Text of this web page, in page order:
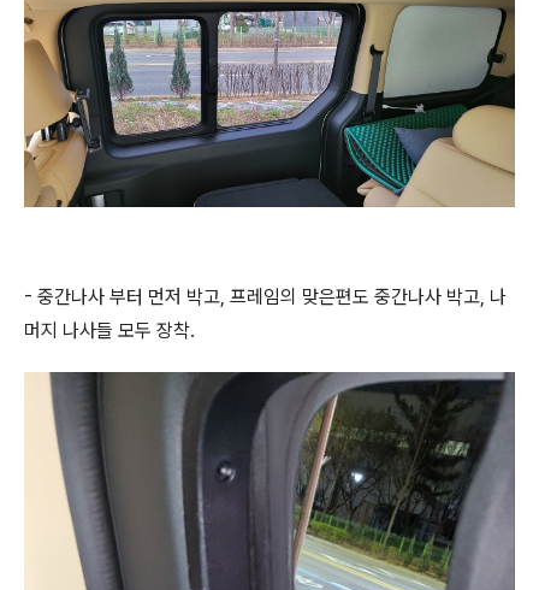
- 중간나사 부터 먼저 박고, 프레임의 맞은편도 중간나사 박고, 나
머지 나사들 모두 장착.